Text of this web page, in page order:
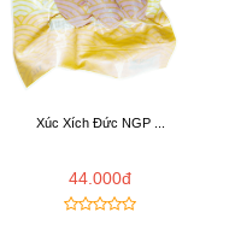
Xúc Xích Đức NGP ...
44.000đ